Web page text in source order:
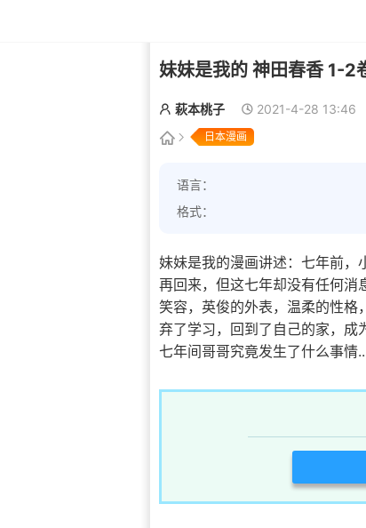
妹妹是我的 神田春香 1-2
萩本桃子 2021-4-28 13:46
日本漫画
语言：
格式：
妹妹是我的漫画讲述：七年前，
再回来，但这七年却没有任何消
笑容，英俊的外表，温柔的性格
弃了学习，回到了自己的家，成
七年间哥哥究竟发生了什么事情..